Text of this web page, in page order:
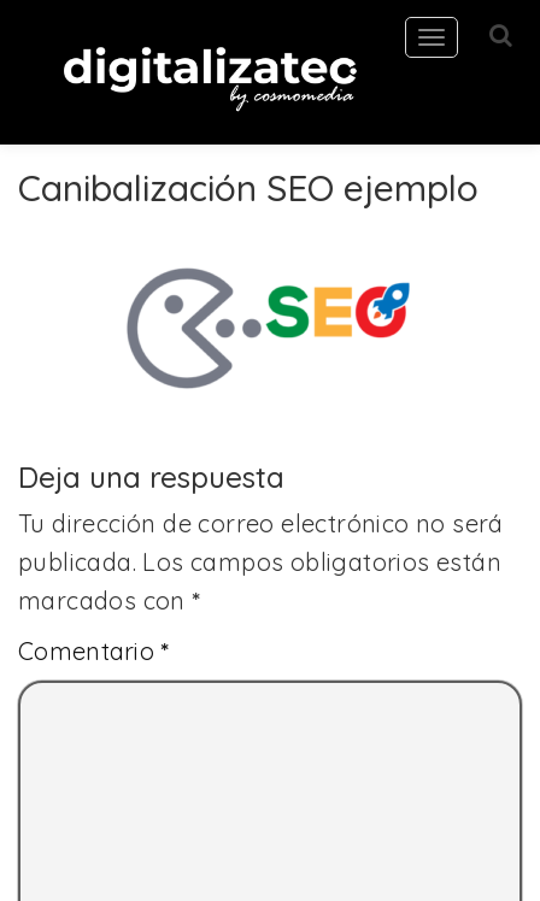
Toggle
navigation
Canibalización SEO ejemplo
Deja una respuesta
Tu dirección de correo electrónico no será
publicada. Los campos obligatorios están
marcados con*
Comentario*